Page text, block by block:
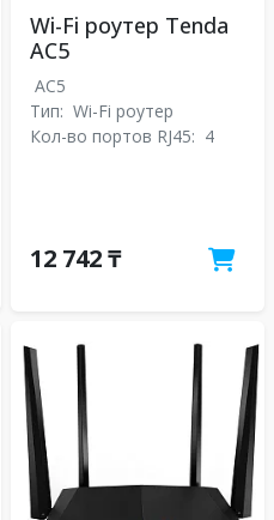
Wi-Fi роутер Tenda
AC5
AC5
Тип: Wi-Fi роутер
Кол-во портов RJ45: 4
12 742 ₸